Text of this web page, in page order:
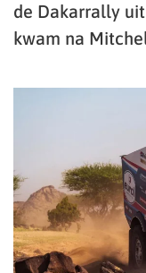
de Dakarrally
kwam na